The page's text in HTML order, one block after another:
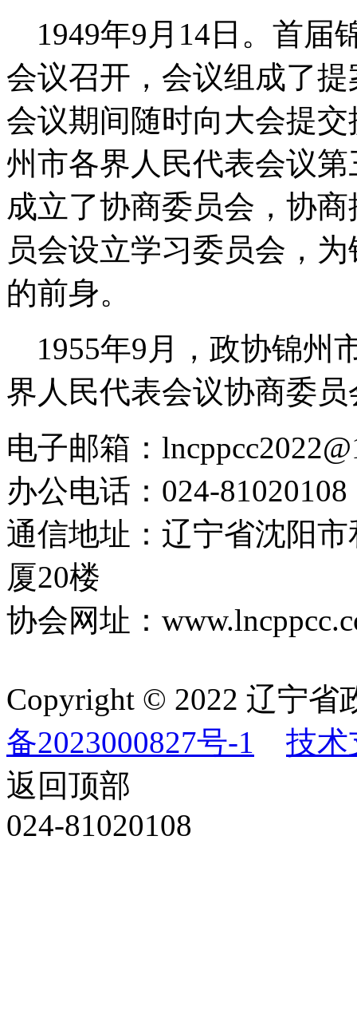
1949年9 月 14 日。首届
会议召开，会议组成了
会议期间随时向大会提交
州市各界人民代表会议
成立了协商委员会，协
员会设立学习委员会，
的前身。
1955年9 月，政协锦州
界人民代表会议协商委
电子邮箱：
办公电话：024-81020108
通信地址：辽宁省沈阳
厦20楼
协会网址：
Copyright © 2022 辽宁
备2023000827号-1
技术
返回顶部
024-81020108